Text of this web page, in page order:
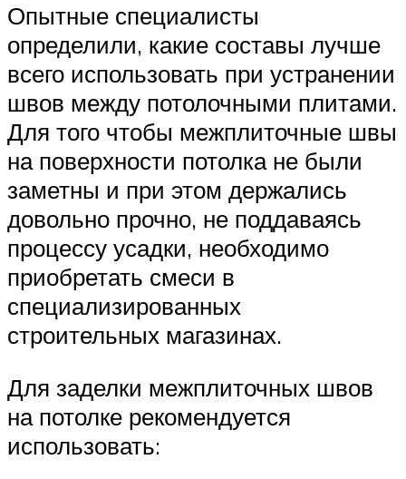
Опытные специалисты
определили, какие составы лучше
всего использовать при устранении
швов между потолочными плитами.
Для того чтобы межплиточные швы
на поверхности потолка не были
заметны и при этом держались
довольно прочно, не поддаваясь
процессу усадки, необходимо
приобретать смеси в
специализированных
строительных магазинах.
Для заделки межплиточных швов
на потолке рекомендуется
использовать: